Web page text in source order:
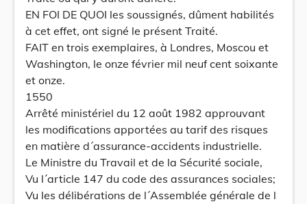
EN FOI DE QUOI les soussignés, dûment habilités
à cet effet, ont signé le présent Traité.
FAIT en trois exemplaires, à Londres, Moscou et
Washington, le onze février mil neuf cent soixante
et onze.
1550
Arrêté ministériel du 12 août 1982 approuvant
les modifications apportées au tarif des risques
en matière d´assurance-accidents industrielle.
Le Ministre du Travail et de la Sécurité sociale,
Vu l´article 147 du code des assurances sociales;
Vu les délibérations de l´Assemblée générale de l